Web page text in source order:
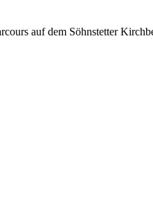
auf dem Söhnstetter